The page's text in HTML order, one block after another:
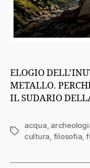
ELOGIO
METALLO.
IL SUDARIO
Tag
acqua,
cultura, filosofia,